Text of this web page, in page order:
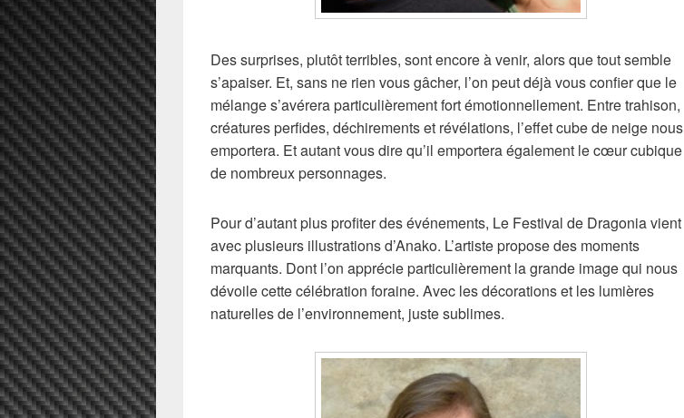
Des surprises, plutôt terribles, sont encore à venir, alors que tout semble
s’apaiser. Et, sans ne rien vous gâcher, l’on peut déjà vous confier que le
mélange s’avérera particulièrement fort émotionnellement. Entre trahison,
créatures perfides, déchirements et révélations, l’effet cube de neige nous
emportera. Et autant vous dire qu’il emportera également le cœur cubique
de nombreux personnages.
Pour d’autant plus profiter des événements, Le Festival de Dragonia vient
avec plusieurs illustrations d’Anako. L’artiste propose des moments
marquants. Dont l’on apprécie particulièrement la grande image qui nous
dévoile cette célébration foraine. Avec les décorations et les lumières
naturelles de l’environnement, juste sublimes.